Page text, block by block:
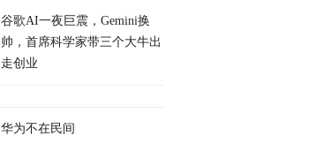
谷歌AI一夜巨震，Gemini换
帅，首席科学家带三个大牛出
走创业
华为不在民间